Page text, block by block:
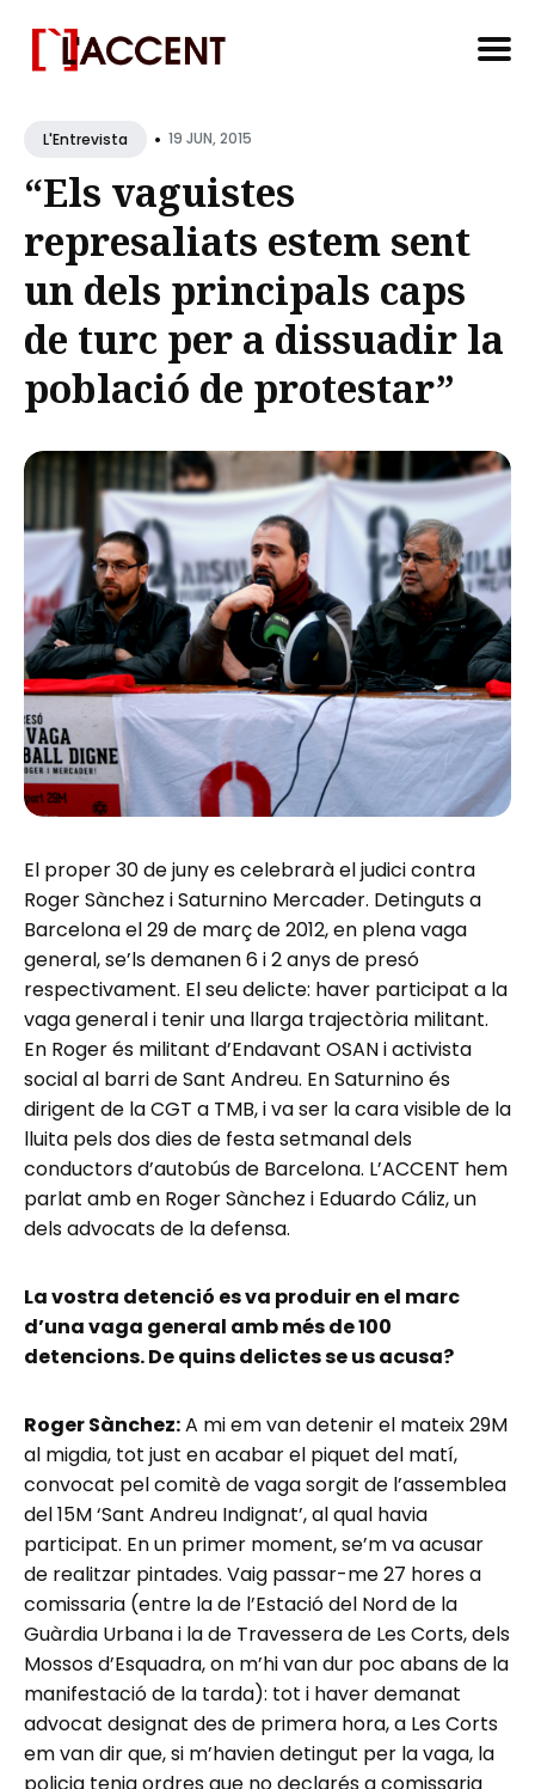
forL'Entrevista • 19 JUN, 2015
“Els vaguistes
represaliats estem sent
un dels principals caps
de turc per a dissuadir la
població de protestar”
El proper 30 de juny es celebrarà el judici contra
Roger Sànchez i Saturnino Mercader. Detinguts a
Barcelona el 29 de març de 2012, en plena vaga
general, se’ls demanen 6 i 2 anys de presó
respectivament. El seu delicte: haver participat a la
vaga general i tenir una llarga trajectòria militant.
En Roger és militant d’Endavant OSAN i activista
social al barri de Sant Andreu. En Saturnino és
dirigent de la CGT a TMB, i va ser la cara visible de la
lluita pels dos dies de festa setmanal dels
conductors d’autobús de Barcelona. L’ACCENT hem
parlat amb en Roger Sànchez i Eduardo Cáliz, un
dels advocats de la defensa.
La vostra detenció es va produir en el marc
d’una vaga general amb més de 100
detencions. De quins delictes se us acusa?
Roger Sànchez:A mi em van detenir el mateix 29M
al migdia, tot just en acabar el piquet del matí,
convocat pel comitè de vaga sorgit de l’assemblea
del 15M ‘Sant Andreu Indignat’, al qual havia
participat. En un primer moment, se’m va acusar
de realitzar pintades. Vaig passar-me 27 hores a
comissaria (entre la de l’Estació del Nord de la
Guàrdia Urbana i la de Travessera de Les Corts, dels
Mossos d’Esquadra, on m’hi van dur poc abans de la
manifestació de la tarda): tot i haver demanat
advocat designat des de primera hora, a Les Corts
em van dir que, si m’havien detingut per la vaga, la